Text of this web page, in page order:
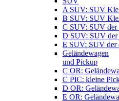
A SUV: SUV
B SUV: SUV
C SUV: SUV der
D SUV: SUV der
E SUV: SUV der
Geländewagen
und Pickup
C OR:
C PIC: kleine
D OR:
E OR: